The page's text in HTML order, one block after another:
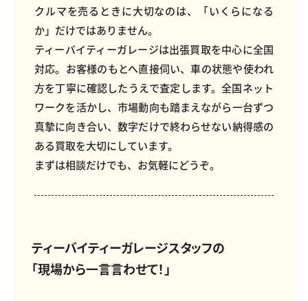
クルマを売るときに大切なのは、「いくらになる
か」だけではありません。
ティーバイティーガレージは出張買取を中心に全国
対応。お客様のもとへ直接伺い、車の状態や使われ
方を丁寧に確認したうえで査定します。全国ネット
ワークを活かし、市場動向も踏まえながら一台ずつ
真摯に向き合い、数字だけで終わらせない納得感の
ある買取を大切にしています。
まずは相談だけでも、お気軽にどうぞ。
ティーバイティーガレージスタッフの
「現場から一言言わせて！」